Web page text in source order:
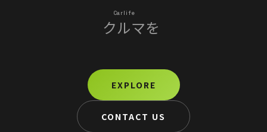
クルマをスマート
EXPLORE
CONTACT US